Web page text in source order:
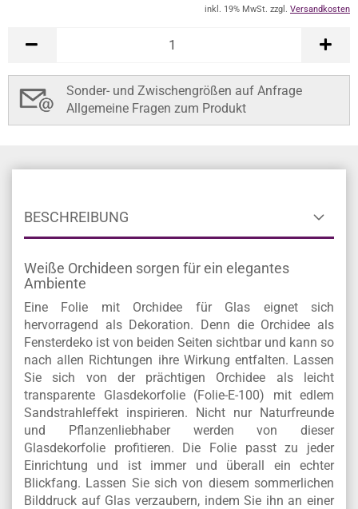
inkl. 19% MwSt. zzgl. Versandkosten
Sonder- und Zwischengrößen auf Anfrage
Allgemeine Fragen zum Produkt
BESCHREIBUNG
Weiße Orchideen sorgen für ein elegantes
Ambiente
Eine Folie mit Orchidee für Glas eignet sich
hervorragend als Dekoration. Denn die Orchidee als
Fensterdeko ist von beiden Seiten sichtbar und kann so
nach allen Richtungen ihre Wirkung entfalten. Lassen
Sie sich von der prächtigen Orchidee als leicht
transparente Glasdekorfolie (Folie-E-100) mit edlem
Sandstrahleffekt inspirieren. Nicht nur Naturfreunde
und Pflanzenliebhaber werden von dieser
Glasdekorfolie profitieren. Die Folie passt zu jeder
Einrichtung und ist immer und überall ein echter
Blickfang. Lassen Sie sich von diesem sommerlichen
Bilddruck auf Glas verzaubern, indem Sie ihn an einer